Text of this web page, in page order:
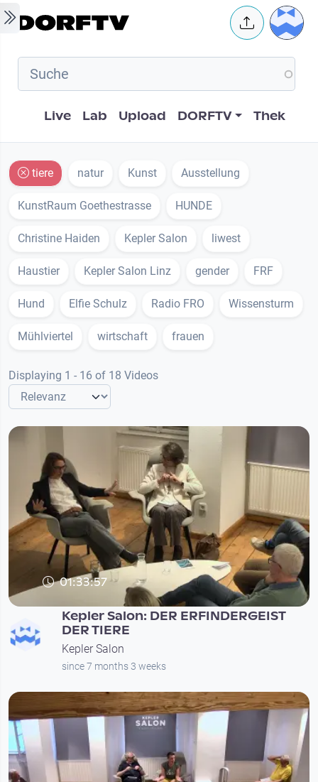
Skip to main content User
Hauptnavigation
Live Lab Upload DORFTV Thek
tiere natur Kunst Ausstellung
KunstRaum Goethestrasse HUNDE
Christine Haiden Kepler Salon liwest
Haustier Kepler Salon Linz gender FRF
Hund Elfie Schulz Radio FRO Wissensturm
Mühlviertel wirtschaft frauen
Displaying 1 - 16 of 18 Videos
01:33:57
Kepler Salon: DER ERFINDERGEIST
DER TIERE
Kepler Salon
since 7 months 3 weeks